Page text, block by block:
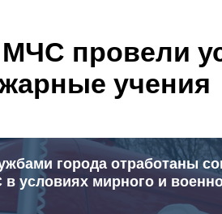
провели
учения
города отработаны
условиях мирного и